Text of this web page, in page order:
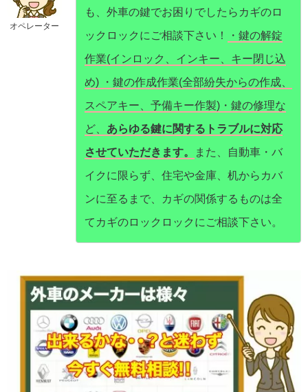
オペレーター
も、外車の鍵でお困りでしたらカギのロ
ックロックにご相談下さい！
・鍵の解錠
作業(インロック、インキー、キー閉じ込
め) ・鍵の作成作業(全部紛失からの作成、
スペアキー、予備キー作製)・鍵の修理な
ど、 あらゆる鍵に関するトラブルに対応
させていただきます。
また、自動車・バ
イクに限らず、住宅や金庫、机からカバ
ンに至るまで、カギの関係するものは全
てカギのロックロックにご相談下さい。